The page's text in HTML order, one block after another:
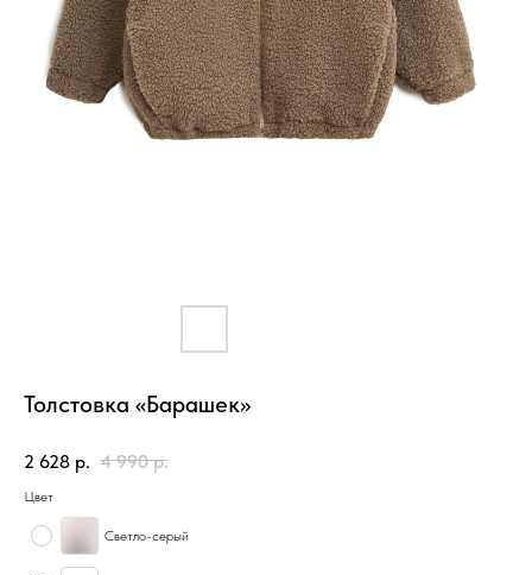
Толстовка «Барашек»
2 628 р. 4 990 р.
Цвет
Светло-серый